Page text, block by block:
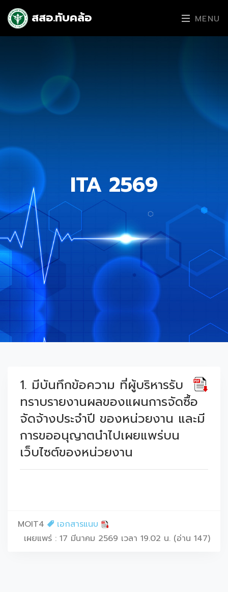
สสอ.ทับคล้อ MENU
ITA 2569
1. มีบันทึกข้อความ ที่ผู้บริหารรับ
ทราบรายงานผลของแผนการจัดซื้อ
จัดจ้างประจำปี ของหน่วยงาน และมี
การขออนุญาตนำไปเผยแพร่บน
เว็บไซต์ของหน่วยงาน
MOIT4
เอกสารแนบ
เผยแพร่ : 17 มีนาคม 2569 เวลา 19.02 น. (อ่าน 147)